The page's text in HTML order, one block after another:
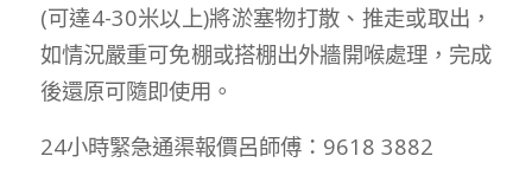
(可達4-30米以上)將淤塞物打散、推走或取出，
如情況嚴重可免棚或搭棚出外牆開喉處理，完成
後還原可隨即使用。
24小時緊急通渠報價呂師傅：9618 3882